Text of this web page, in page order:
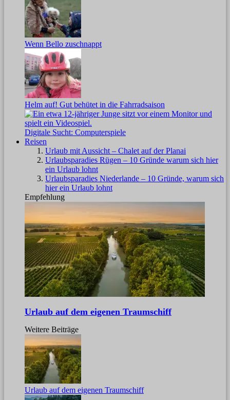
Wenn Bello zuschnappt
Helm auf! Gut behütet in die Fahrradsaison
Digitale Sucht: Computerspiele
Reisen
Urlaub mit Aussicht – Chalet auf der Planai
Urlaubsparadies Rügen – 10 Gründe warum sich hier
ein Urlaub lohnt
Urlaubsparadies Niederlande – 10 Gründe, warum sich
hier ein Urlaub lohnt
Empfehlung
Urlaub auf dem eigenen Traumschiff
Weitere Beiträge
Urlaub auf dem eigenen Traumschiff